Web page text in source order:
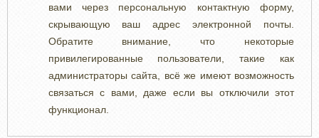
вами через персональную контактную форму,
скрывающую ваш адрес электронной почты.
Обратите внимание, что некоторые
привилегированные пользователи, такие как
администраторы сайта, всё же имеют возможность
связаться с вами, даже если вы отключили этот
функционал.